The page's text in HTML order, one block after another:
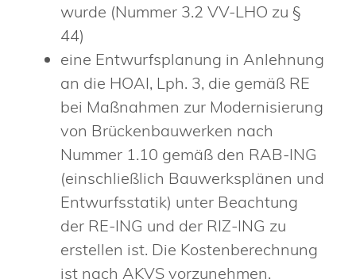
wurde (Nummer 3.2 VV-LHO zu §
44)
eine Entwurfsplanung in Anlehnung
an die HOAI, Lph. 3, die gemäß RE
bei Maßnahmen zur Modernisierung
von Brückenbauwerken nach
Nummer 1.10 gemäß den RAB-ING
(einschließlich Bauwerksplänen und
Entwurfsstatik) unter Beachtung
der RE-ING und der RIZ-ING zu
erstellen ist. Die Kostenberechnung
ist nach AKVS vorzunehmen.